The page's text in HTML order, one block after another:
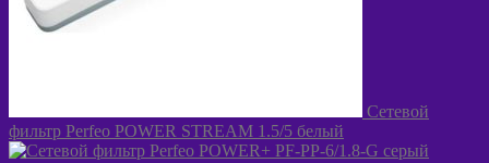
Сетевой
фильтр Perfeo POWER STREAM 1.5/5 белый